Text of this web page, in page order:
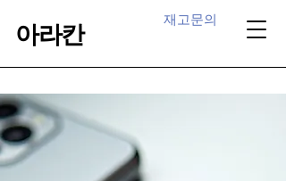
아라칸 재고문의